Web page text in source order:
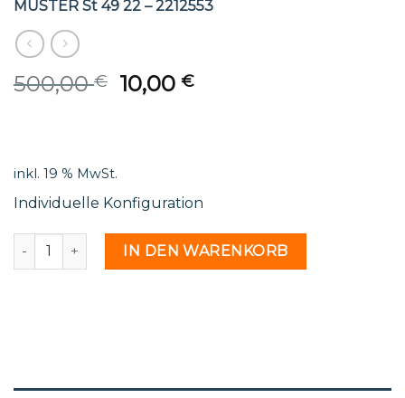
MUSTER St 49 22 – 2212553
500,00€
Original
10,00€Current
inkl. 19 % MwSt.
Individuelle Konfiguration
MUSTER St 49 22 - 2212553 Menge
IN DEN WARENKORB